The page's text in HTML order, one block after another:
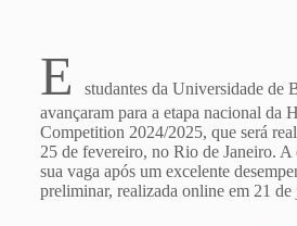
E
studantes da Universidade de
avançaram para a etapa nacional da
Competition 2024/2025, que será
25 de fevereiro, no Rio de Janeiro. A
sua vaga após um excelente
preliminar, realizada online em 21 de